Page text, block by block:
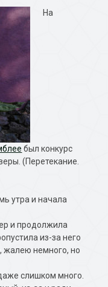
На
был конкурс
(Перетекание.
утра и начала
и продолжила
из-за него
жалею немного, но
слишком много.